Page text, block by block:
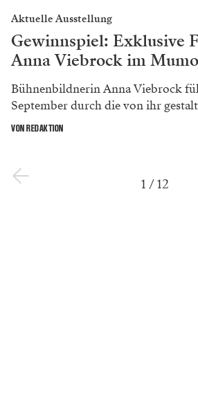
Aktuelle Ausstellung
Gewinnspiel: Exklusive
Anna Viebrock im
Bühnenbildnerin Anna Viebrock
September durch die von ihr
VON REDAKTION
1 /12